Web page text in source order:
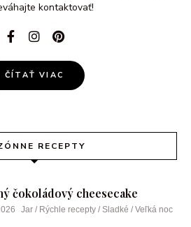
kontaktovať!
ČÍTAŤ VIAC
RECEPTY
čokoládový cheesecake
Jar / Rýchle recepty / Sladké / Veľká noc